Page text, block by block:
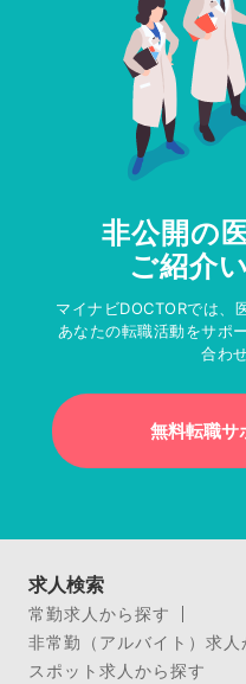
非公開の
ご紹介
マイナビDOCTORでは、
あなたの転職活動をサポ
合わ
無料転職サ
求人検索
常勤求人から探す
非常勤（アルバイト）求人
スポット求人から探す